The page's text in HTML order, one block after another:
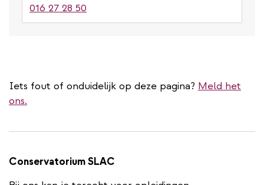
016 27 28 50
Iets fout of onduidelijk op deze pagina? Meld het
ons.
Conservatorium SLAC